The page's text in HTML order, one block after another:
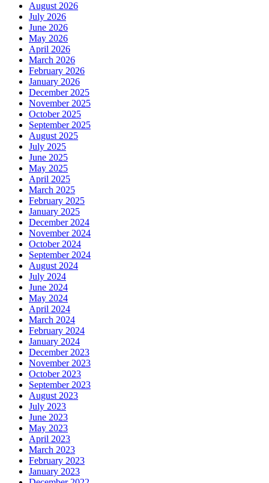
August 2026
July 2026
June 2026
May 2026
April 2026
March 2026
February 2026
January 2026
December 2025
November 2025
October 2025
September 2025
August 2025
July 2025
June 2025
May 2025
April 2025
March 2025
February 2025
January 2025
December 2024
November 2024
October 2024
September 2024
August 2024
July 2024
June 2024
May 2024
April 2024
March 2024
February 2024
January 2024
December 2023
November 2023
October 2023
September 2023
August 2023
July 2023
June 2023
May 2023
April 2023
March 2023
February 2023
January 2023